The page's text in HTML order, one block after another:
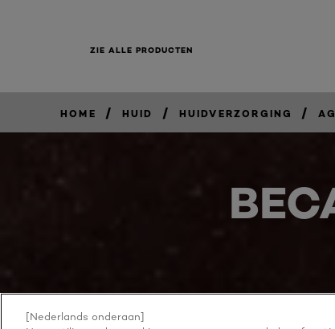
ZIE ALLE PRODUCTEN
HOME / HUID / HUIDVERZORGING /
[Nederlands onderaan]